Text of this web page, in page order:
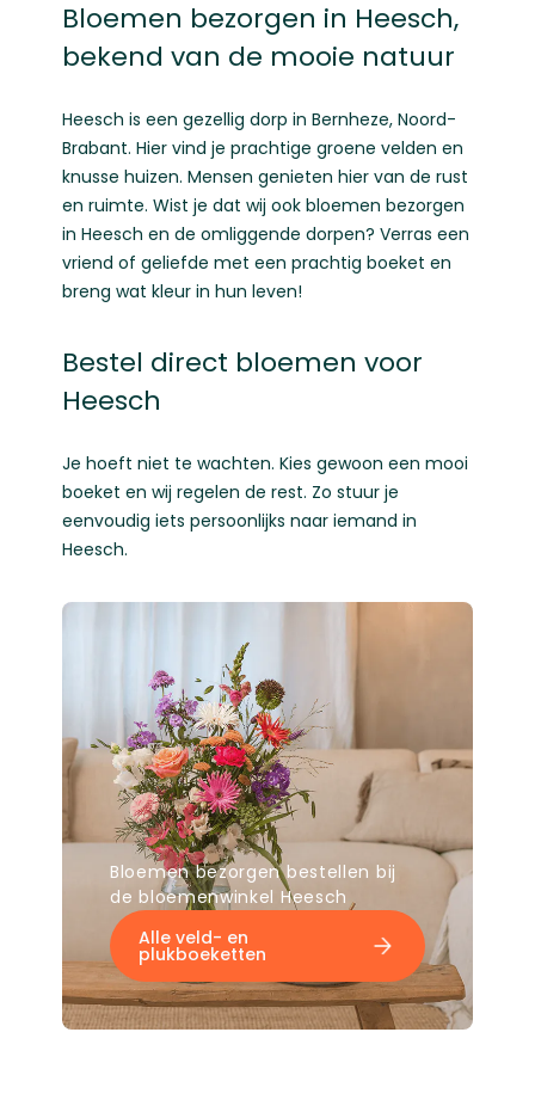
Bloemen bezorgen in Heesch,
bekend van de mooie natuur
Heesch is een gezellig dorp in Bernheze, Noord-
Brabant. Hier vind je prachtige groene velden en
knusse huizen. Mensen genieten hier van de rust
en ruimte. Wist je dat wij ook bloemen bezorgen
in Heesch en de omliggende dorpen? Verras een
vriend of geliefde met een prachtig boeket en
breng wat kleur in hun leven!
Bestel direct bloemen voor
Heesch
Je hoeft niet te wachten. Kies gewoon een mooi
boeket en wij regelen de rest. Zo stuur je
eenvoudig iets persoonlijks naar iemand in
Heesch.
Bloemen bezorgen bestellen bij
de bloemenwinkel Heesch
Alle veld- en
plukboeketten